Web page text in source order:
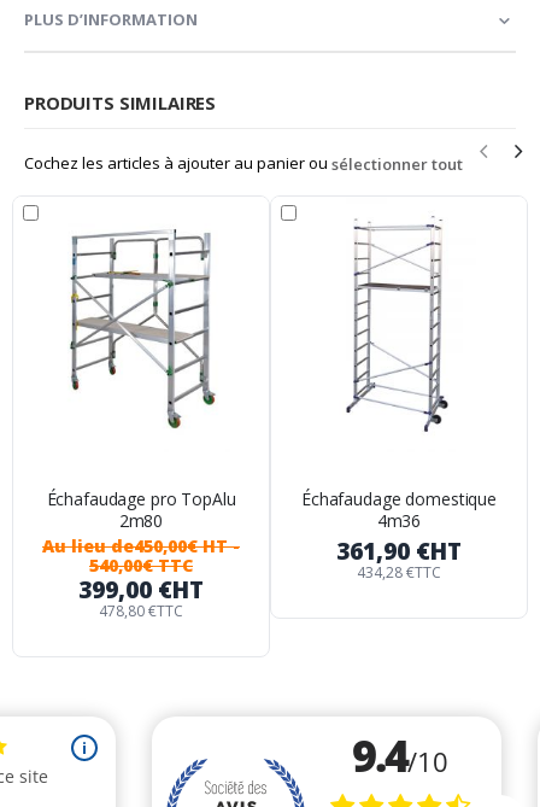
PLUS D’INFORMATION
PRODUITS SIMILAIRES
Cochez les articles à ajouter au panier ou sélectionner tout
Échafaudage pro TopAlu
2m80
Au lieu de450,00€ HT-
540,00€ TTC
399,00 €HT
478,80 €TTC
Échafaudage domestique
4m36
361,90 €HT
434,28 €TTC